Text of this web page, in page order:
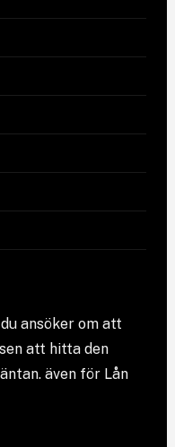
ansöker om att
att hitta den
även för Lån